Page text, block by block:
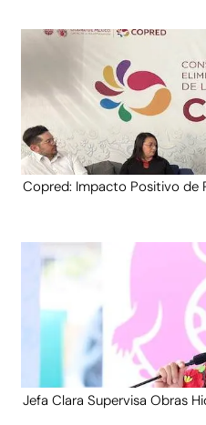
Copred: Impacto Positivo de
Jefa Clara Supervisa Obras